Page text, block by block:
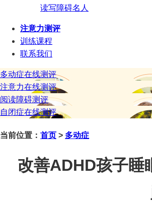
读写障碍名人
注意力测评
训练课程
联系我们
多动症在线测评
注意力在线测评
阅读障碍测评
自闭症在线测评
当前位置： 首页 > 多动症
改善ADHD孩子睡